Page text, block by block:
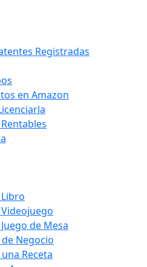
Registradas
en Amazon
de Mesa
Negocio
Receta